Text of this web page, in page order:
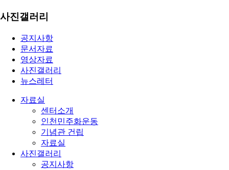
사진갤러리
공지사항
문서자료
영상자료
사진갤러리
뉴스레터
자료실
센터소개
인천민주화운동
기념관 건립
자료실
사진갤러리
공지사항